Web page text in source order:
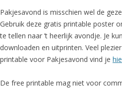
Pakjesavond is misschien wel de
Gebruik deze gratis printable poster
te tellen naar ’t heerlijk avondje. Je
downloaden en uitprinten. Veel
printable voor Pakjesavond vind je
De free printable mag niet voor